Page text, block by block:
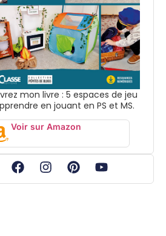
mon livre : 5 espaces de jeu
en jouant en PS et MS.
Voir sur Amazon